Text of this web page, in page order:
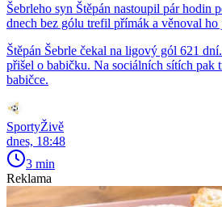
Šebrleho syn Štěpán nastoupil pár hodin
dnech bez gólu trefil přímák a věnoval ho
Štěpán Šebrle čekal na ligový gól 621
přišel o babičku. Na sociálních sítích pak
babičce.
SportyŽivě
dnes, 18:48
3 min
Reklama